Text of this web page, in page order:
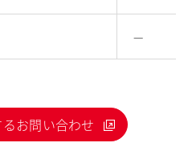
—
お問い合わせ